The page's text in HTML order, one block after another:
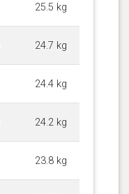
25.5 kg
24.7 kg
24.4 kg
24.2 kg
23.8 kg